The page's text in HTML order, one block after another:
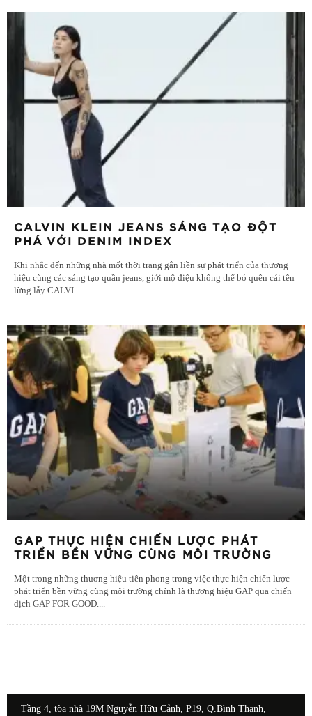
CALVIN KLEIN JEANS SÁNG TẠO ĐỘT
PHÁ VỚI DENIM INDEX
Khi nhắc đến những nhà mốt thời trang gắn liền sự phát triển của thương
hiệu cùng các sáng tạo quần jeans, giới mộ điệu không thể bỏ quên cái tên
lừng lẫy CALVI...
GAP THỰC HIỆN CHIẾN LƯỢC PHÁT
TRIỂN BỀN VỮNG CÙNG MÔI TRƯỜNG
Một trong những thương hiệu tiên phong trong việc thực hiện chiến lược
phát triển bền vững cùng môi trường chính là thương hiệu GAP qua chiến
dịch GAP FOR GOOD.
Tầng 4, tòa nhà 19M Nguyễn Hữu Cảnh, P19, Q.Bình Thạnh,